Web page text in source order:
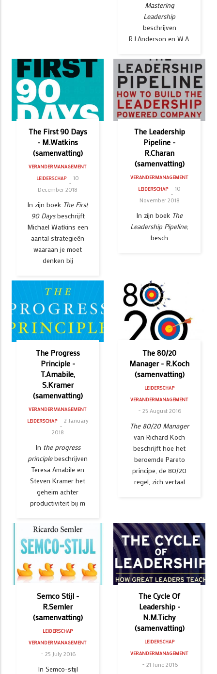
Mastering
Leadership
beschrijven
R.J.Anderson en W.A.
The First 90 Days
- M.Watkins
(samenvatting)
VERANDERMANAGEMENT
LEIDERSCHAP
10
December 2018
In zijn boek The First
90 Daysbeschrijft
Michael Watkins een
aantal strategieën
waaraan je moet
denken bij
The Leadership
Pipeline -
R.Charan
(samenvatting)
VERANDERMANAGEMENT
LEIDERSCHAP
10
November 2018
In zijn boek The
Leadership Pipeline,
besch
The Progress
Principle -
T.Amabile,
S.Kramer
(samenvatting)
VERANDERMANAGEMENT
LEIDERSCHAP
2 January
2018
In the progress
principlebeschrijven
Teresa Amabile en
Steven Kramer het
geheim achter
productiviteit bij m
The 80/20
Manager - R.Koch
(samenvatting)
LEIDERSCHAP
VERANDERMANAGEMENT
25 August 2016
The 80/20 Manager
van Richard Koch
beschrijft hoe het
beroemde Pareto
principe, de 80/20
regel, zich vertaal
Semco Stijl -
R.Semler
(samenvatting)
LEIDERSCHAP
VERANDERMANAGEMENT
25 July 2016
In Semco-stijl
The Cycle Of
Leadership -
N.M.Tichy
(samenvatting)
LEIDERSCHAP
VERANDERMANAGEMENT
21 June 2016